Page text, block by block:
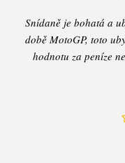
Snídaně je bohatá a
době MotoGP, toto
hodnotu za peníze